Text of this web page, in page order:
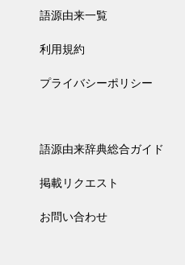
語源由来一覧
利用規約
プライバシーポリシー
語源由来辞典総合ガイド
掲載リクエスト
お問い合わせ